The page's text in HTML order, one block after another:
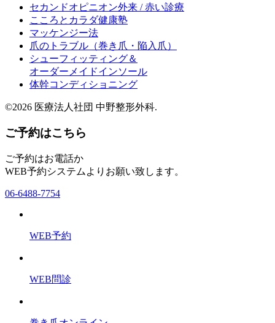
セカンドオピニオン外来 / 赤い診療
こころとカラダ健康塾
マッケンジー法
爪のトラブル（巻き爪・陥入爪）
シューフィッティング＆
オーダーメイドインソール
体幹コンディショニング
©2026 医療法人社団 中野整形外科.
ご予約はこちら
ご予約はお電話か
WEB予約システムよりお願い致します。
06-6488-7754
WEB予約
WEB問診